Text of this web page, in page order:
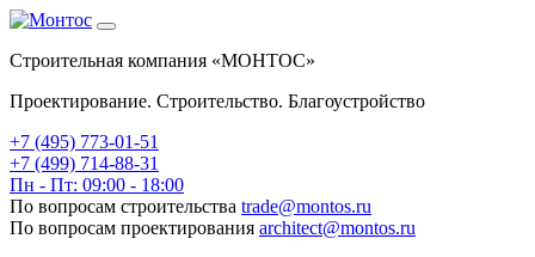
Строительная компания «МОНТОС»
Проектирование. Строительство. Благоустройство
+7 (495) 773-01-51
+7 (499) 714-88-31
Пн - Пт: 09:00 - 18:00
По вопросам строительства trade@montos.ru
По вопросам проектирования architect@montos.ru